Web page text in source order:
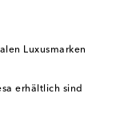
Luxusmarken
erhältlich sind